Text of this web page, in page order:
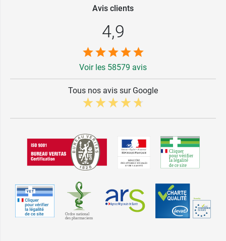
Avis clients
4,9
Voir les 58579 avis
Tous nos avis sur Google